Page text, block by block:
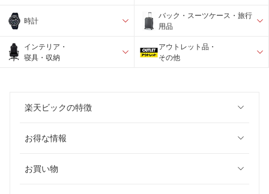
時計
バック・スーツケース・旅行
用品
インテリア・
寝具・収納
アウトレット品・
その他
楽天ビックの特徴
お得な情報
お買い物